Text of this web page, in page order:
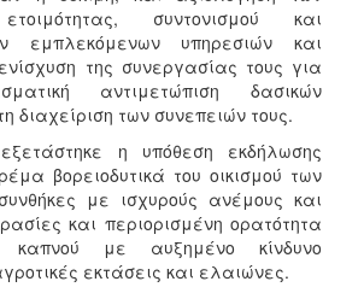
συντονισμού και
εμπλεκόμενων υπηρεσιών και
της συνεργασίας τους για
αντιμετώπιση δασικών
διαχείριση των συνεπειών τους.
η υπόθεση εκδήλωσης
βορειοδυτικά του οικισμού των
με ισχυρούς ανέμους και
και περιορισμένη ορατότητα
καπνού με αυξημένο κίνδυνο
εκτάσεις και ελαιώνες.